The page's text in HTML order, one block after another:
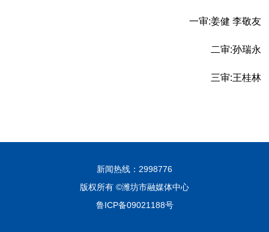
一审:姜健 李敬友
二审:孙瑞永
三审:王桂林
新闻热线：2998776
版权所有 ©潍坊市融媒体中心
鲁ICP备09021188号